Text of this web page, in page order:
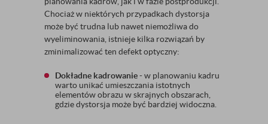
Chociaż w niektórych przypadkach dystorsja
może być trudna lub nawet niemożliwa do
wyeliminowania, istnieje kilka rozwiązań by
zminimalizować ten defekt optyczny:
Dokładne kadrowanie- w planowaniu kadru
warto unikać umieszczania istotnych
elementów obrazu w skrajnych obszarach,
gdzie dystorsja może być bardziej widoczna.